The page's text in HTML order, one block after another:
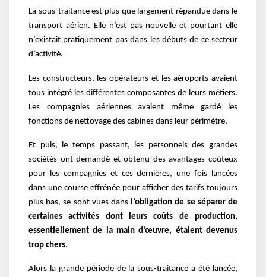
La sous-traitance est plus que largement répandue dans le
transport aérien. Elle n’est pas nouvelle et pourtant elle
n’existait pratiquement pas dans les débuts de ce secteur
d’activité.
Les constructeurs, les opérateurs et les aéroports avaient
tous intégré les différentes composantes de leurs métiers.
Les compagnies aériennes avaient même gardé les
fonctions de nettoyage des cabines dans leur périmètre.
Et puis, le temps passant, les personnels des grandes
sociétés ont demandé et obtenu des avantages coûteux
pour les compagnies et ces dernières, une fois lancées
dans une course effrénée pour afficher des tarifs toujours
plus bas, se sont vues dans l’obligation de se séparer de
certaines activités dont leurs coûts de production,
essentiellement de la main d’œuvre, étaient devenus
trop chers.
Alors la grande période de la sous-traitance a été lancée,